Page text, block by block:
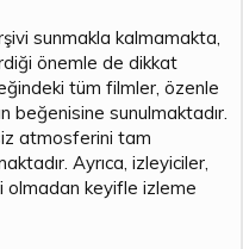
sunmakla kalmamakta,
önemle de dikkat
tüm filmler, özenle
beğenisine sunulmaktadır.
atmosferini tam
Ayrıca, izleyiciler,
olmadan keyifle izleme